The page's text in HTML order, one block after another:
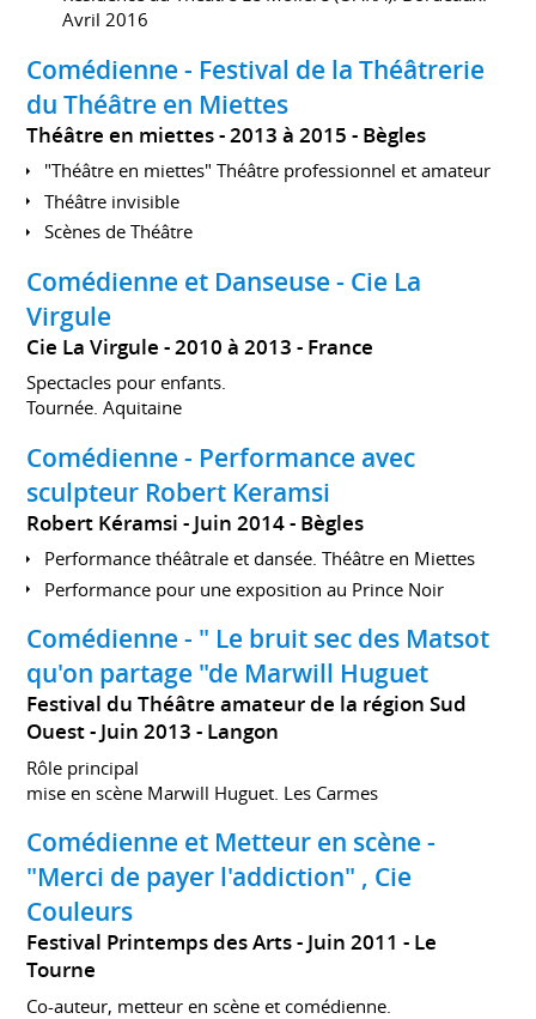
Avril 2016
Comédienne - Festival de la Théâtrerie
du Théâtre en Miettes
Théâtre en miettes 2013 à 2015 Bègles
"Théâtre en miettes" Théâtre professionnel et amateur
Théâtre invisible
Scènes de Théâtre
Comédienne et Danseuse - Cie La
Virgule
Cie La Virgule 2010 à 2013 France
Spectacles pour enfants.
Tournée. Aquitaine
Comédienne - Performance avec
sculpteur Robert Keramsi
Robert Kéramsi Juin 2014 Bègles
Performance théâtrale et dansée. Théâtre en Miettes
Performance pour une exposition au Prince Noir
Comédienne - " Le bruit sec des Matsot
qu'on partage "de Marwill Huguet
Festival du Théâtre amateur de la région Sud
Ouest
Juin 2013 Langon
Rôle principal
mise en scène Marwill Huguet. Les Carmes
Comédienne et Metteur en scène -
"Merci de payer l'addiction" , Cie
Couleurs
Festival Printemps des Arts Juin 2011 Le
Tourne
Co-auteur, metteur en scène et comédienne.